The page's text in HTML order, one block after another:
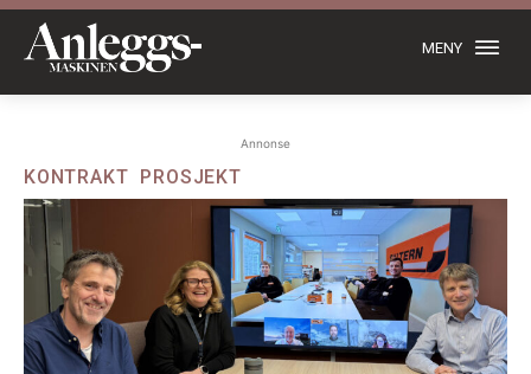
MENY
Annonse
KONTRAKT PROSJEKT